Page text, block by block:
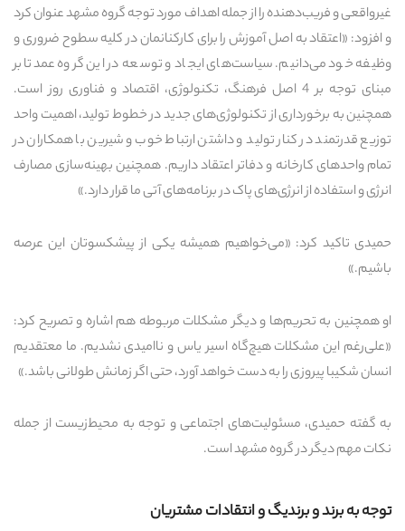
غیرواقعی و فریب‌دهنده را از جمله اهداف مورد توجه گروه مشهد عنوان کرد
و افزود: «اعتقاد به اصل آموزش را برای کارکنانمان در کلیه سطوح ضروری و
وظیفه خود می‌دانیم. سیاست‌های ایجاد و توسعه در این گروه عمدتا بر
مبنای توجه بر 4 اصل فرهنگ، تکنولوژی، اقتصاد و فناوری روز است.
همچنین به برخورداری از تکنولوژی‌های جدید در خطوط تولید، اهمیت واحد
توزیع قدرتمند در کنار تولید و داشتن ارتباط خوب و شیرین با همکاران در
تمام واحدهای کارخانه و دفاتر اعتقاد داریم. همچنین بهینه‌سازی مصارف
انرژی و استفاده از انرژی‌های پاک در برنامه‌های آتی ما قرار دارد.»
حمیدی تاکید کرد: «می‌خواهیم همیشه یکی از پیشکسوتان این عرصه
باشیم.»
او همچنین به تحریم‌ها و دیگر مشکلات مربوطه هم اشاره و تصریح کرد:
«علی‌رغم این مشکلات هیچ‌گاه اسیر یاس و ناامیدی نشدیم. ما معتقدیم
انسان شکیبا پیروزی را به دست خواهد آورد، حتی اگر زمانش طولانی باشد.»
به گفته حمیدی، مسئولیت‌های اجتماعی و توجه به محیط‌زیست از جمله
نکات مهم دیگر در گروه مشهد است.
توجه به برند و برندیگ و انتقادات مشتریان